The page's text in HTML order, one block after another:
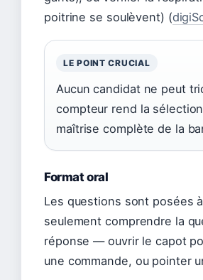
poitrine se soulèvent) (
LE POINT CRUCIAL
Aucun candidat ne peut
compteur rend la
maîtrise complète de la
Format oral
Les questions sont posées
seulement comprendre la
réponse — ouvrir le capot
une commande, ou pointer